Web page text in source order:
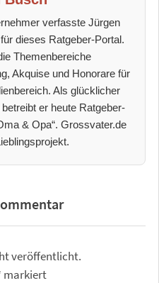
verfasste Jürgen
dieses Ratgeber-Portal.
Themenbereiche
Akquise und Honorare für
Als glücklicher
er heute Ratgeber-
& Opa“. Grossvater.de
veröffentlicht.
markiert